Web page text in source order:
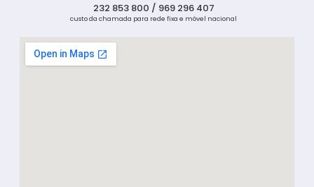
232 853 800 / 969 296 407
custo da chamada para rede fixa e móvel nacional